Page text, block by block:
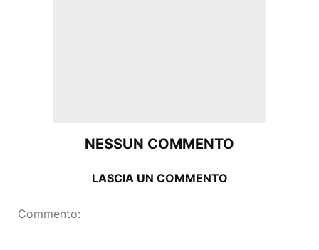
NESSUN COMMENTO
LASCIA UN COMMENTO